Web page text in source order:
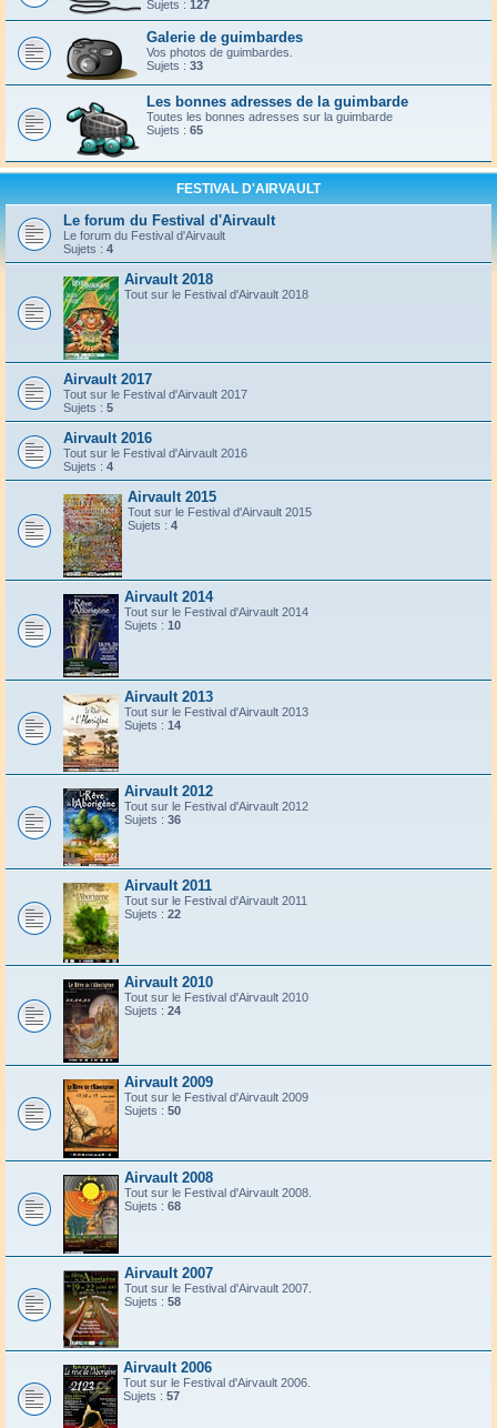
Sujets : 127
Galerie de guimbardes
Vos photos de guimbardes.
Sujets : 33
Les bonnes adresses de la guimbarde
Toutes les bonnes adresses sur la guimbarde
Sujets : 65
FESTIVAL D'AIRVAULT
Le forum du Festival d'Airvault
Le forum du Festival d'Airvault
Sujets : 4
Airvault 2018
Tout sur le Festival d'Airvault 2018
Airvault 2017
Tout sur le Festival d'Airvault 2017
Sujets : 5
Airvault 2016
Tout sur le Festival d'Airvault 2016
Sujets : 4
Airvault 2015
Tout sur le Festival d'Airvault 2015
Sujets : 4
Airvault 2014
Tout sur le Festival d'Airvault 2014
Sujets : 10
Airvault 2013
Tout sur le Festival d'Airvault 2013
Sujets : 14
Airvault 2012
Tout sur le Festival d'Airvault 2012
Sujets : 36
Airvault 2011
Tout sur le Festival d'Airvault 2011
Sujets : 22
Airvault 2010
Tout sur le Festival d'Airvault 2010
Sujets : 24
Airvault 2009
Tout sur le Festival d'Airvault 2009
Sujets : 50
Airvault 2008
Tout sur le Festival d'Airvault 2008.
Sujets : 68
Airvault 2007
Tout sur le Festival d'Airvault 2007.
Sujets : 58
Airvault 2006
Tout sur le Festival d'Airvault 2006.
Sujets : 57